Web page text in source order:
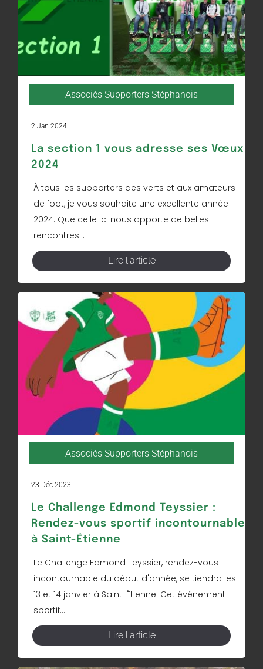
Associés Supporters Stéphanois
2 Jan 2024
La section 1 vous adresse ses Vœux
2024
À tous les supporters des verts et aux amateurs
de foot, je vous souhaite une excellente année
2024. Que celle-ci nous apporte de belles
rencontres...
Lire l'article
Associés Supporters Stéphanois
23 Déc 2023
Le Challenge Edmond Teyssier :
Rendez-vous sportif incontournable
à Saint-Étienne
Le Challenge Edmond Teyssier, rendez-vous
incontournable du début d'année, se tiendra les
13 et 14 janvier à Saint-Étienne. Cet événement
sportif...
Lire l'article